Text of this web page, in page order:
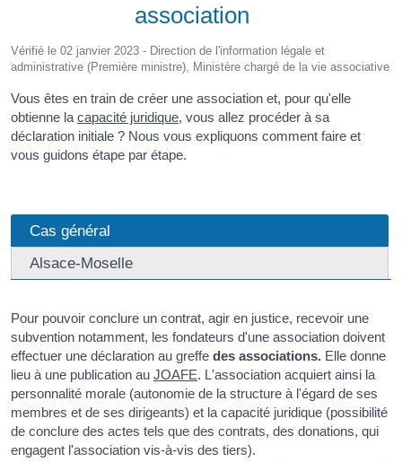
association
Vérifié le 02 janvier 2023 - Direction de l'information légale et
administrative (Première ministre), Ministère chargé de la vie associative
Vous êtes en train de créer une association et, pour qu'elle
obtienne la capacité juridique, vous allez procéder à sa
déclaration initiale ? Nous vous expliquons comment faire et
vous guidons étape par étape.
Cas général
Alsace-Moselle
Pour pouvoir conclure un contrat, agir en justice, recevoir une
subvention notamment, les fondateurs d'une association doivent
effectuer une déclaration au greffe des associations. Elle donne
lieu à une publication au JOAFE. L'association acquiert ainsi la
personnalité morale (autonomie de la structure à l'égard de ses
membres et de ses dirigeants) et la capacité juridique (possibilité
de conclure des actes tels que des contrats, des donations, qui
engagent l'association vis-à-vis des tiers).